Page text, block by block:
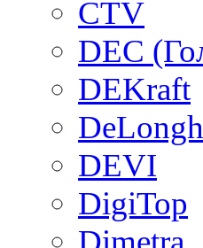
CTV
DEC
DEKraft
DEVI
DigiTop